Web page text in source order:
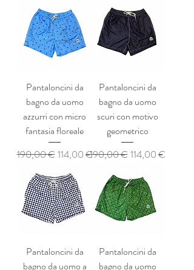
Pantaloncini da
bagno da uomo
azzurri con micro
fantasia floreale
Prezzo regolare
190,00 €Prezzo scontato
114,00 €
Pantaloncini da
bagno da uomo
scuri con motivo
geometrico
Prezzo regolare
190,00 €Prezzo scontato
114,00 €
Pantaloncini da
bagno da uomo a
Pantaloncini da
bagno da uomo